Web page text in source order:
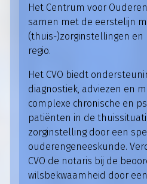
Het Centrum voor
samen met de eerstelijn
(thuis-)zorginstellingen en
regio.
Het CVO biedt
diagnostiek, adviezen en
complexe chronische en
patiënten in de
zorginstelling door een
ouderengeneeskunde.
CVO de notaris bij de
wilsbekwaamheid door